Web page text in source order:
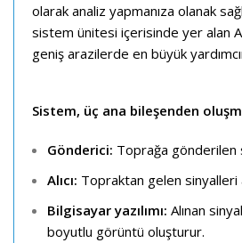
olarak analiz yapmanıza olanak
sistem ünitesi içerisinde yer alan
geniş arazilerde en büyük
Sistem, üç ana bileşenden
Gönderici: Toprağa gönderilen
Alıcı: Topraktan gelen sinyalleri
Bilgisayar yazılımı: Alınan
boyutlu görüntü oluşturur.